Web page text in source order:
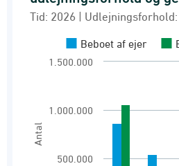
Bar chart with 2 data
Tid: 2026 |
Personer
The chart has 1 Y axis
Antal
Tid: 2026 | Udlejningsforhold:
Beboet af ejer
500.000
1.000.000
1.500.000